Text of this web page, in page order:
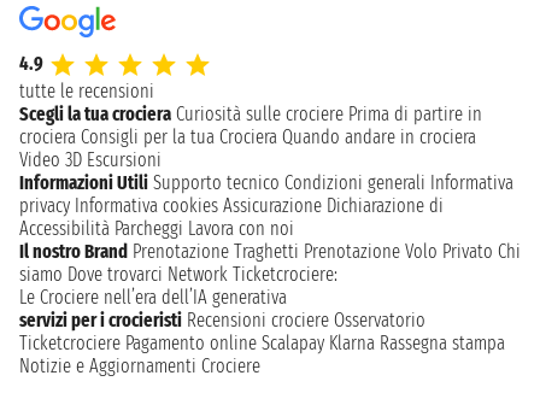
4.9
tutte le recensioni
Scegli la tua crociera Curiosità sulle crociere Prima di partire in
crociera Consigli per la tua Crociera Quando andare in crociera
Video 3D Escursioni
Informazioni Utili Supporto tecnico Condizioni generali Informativa
privacy Informativa cookies Assicurazione Dichiarazione di
Accessibilità Parcheggi Lavora con noi
Il nostro Brand Prenotazione Traghetti Prenotazione Volo Privato Chi
siamo Dove trovarci Network Ticketcrociere:
Le Crociere nell’era dell’IA generativa
servizi per i crocieristi Recensioni crociere Osservatorio
Ticketcrociere Pagamento online Scalapay Klarna Rassegna stampa
Notizie e Aggiornamenti Crociere